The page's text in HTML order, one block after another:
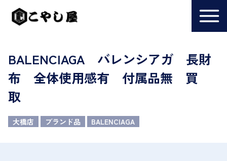
BALENCIAGA バレンシアガ 長財
布 全体使用感有 付属品無 買
取
大橋店 ブランド品 BALENCIAGA